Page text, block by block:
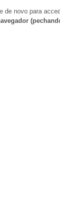
de novo para